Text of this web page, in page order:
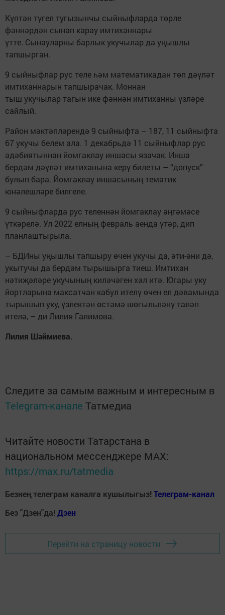
Күптән түгел тугызынчы сыйныфларда төрле
фәннәрдән сынап карау имтиханнары
үтте. Сынауларны барлык укучылар да уңышлы
тапшырган.
9 сыйныфлар рус теле һәм математикадан төп дәүләт
имтиханнарын тапшырачак. Моннан
тыш укучылар тагын ике фәннән имтиханны үзләре
сайлый.
Район мәктәпләрендә 9 сыйныфта – 187, 11 сыйныфта
67 укучы белем ала. 1 декабрьдә 11 сыйныфлар рус
әдәбиятыннан йомгаклау иншасы язачак. Инша
бердәм дәүләт имтиханына керү билеты – “допуск”
булып бара. Йомгаклау иншасының тематик
юнәлешләре билгеле.
9 сыйныфларда рус теленнән йомгаклау әңгәмәсе
үткәрелә. Ул 2022 елның февраль аенда үтәр, дип
планлаштырыла.
– БДИны уңышлы тапшыру өчен укучы да, әти-әни дә,
укытучы да бердәм тырышырга тиеш. Имтихан
нәтиҗәләре укучының киләчәген хәл итә. Югары уку
йортларына максатчан кабул ителү өчен ел дәвамында
тырышып уку, үзлектән өстәмә шөгыльләнү таләп
ителә, – ди Лилия Галимова.
Лилия Шәймиева.
Следите за самым важным и интересным в
Telegram-канале Татмедиа
Читайте новости Татарстана в
национальном мессенджере MАХ:
https://max.ru/tatmedia
Безнең телеграм каналга кушылыгыз! Телеграм-канал
Без "Дзен"да! Дзен
Перейти на страницу новости